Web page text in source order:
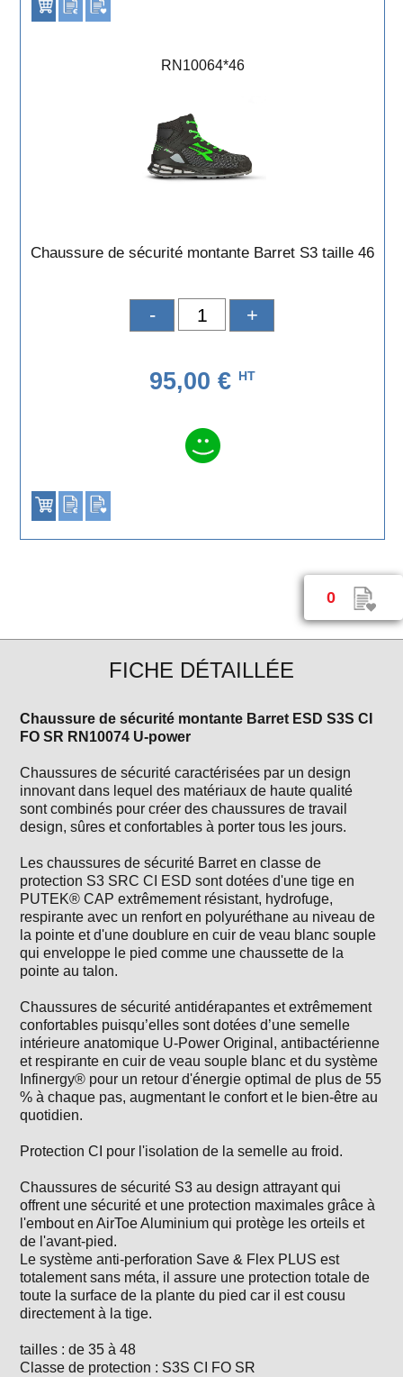
0
RN10064*46
Chaussure de sécurité montante Barret S3 taille 46
- +
95,00 € HT
FICHE DÉTAILLÉE
Chaussure de sécurité montante Barret ESD S3S CI
FO SR RN10074 U-power
Chaussures de sécurité caractérisées par un design
innovant dans lequel des matériaux de haute qualité
sont combinés pour créer des chaussures de travail
design, sûres et confortables à porter tous les jours.
Les chaussures de sécurité Barret en classe de
protection S3 SRC CI ESD sont dotées d'une tige en
PUTEK® CAP extrêmement résistant, hydrofuge,
respirante avec un renfort en polyuréthane au niveau de
la pointe et d'une doublure en cuir de veau blanc souple
qui enveloppe le pied comme une chaussette de la
pointe au talon.
Chaussures de sécurité antidérapantes et extrêmement
confortables puisqu’elles sont dotées d’une semelle
intérieure anatomique U-Power Original, antibactérienne
et respirante en cuir de veau souple blanc et du système
Infinergy® pour un retour d'énergie optimal de plus de 55
% à chaque pas, augmentant le confort et le bien-être au
quotidien.
Protection CI pour l'isolation de la semelle au froid.
Chaussures de sécurité S3 au design attrayant qui
offrent une sécurité et une protection maximales grâce à
l'embout en AirToe Aluminium qui protège les orteils et
de l'avant-pied.
Le système anti-perforation Save & Flex PLUS est
totalement sans méta, il assure une protection totale de
toute la surface de la plante du pied car il est cousu
directement à la tige.
tailles : de 35 à 48
Classe de protection : S3S CI FO SR